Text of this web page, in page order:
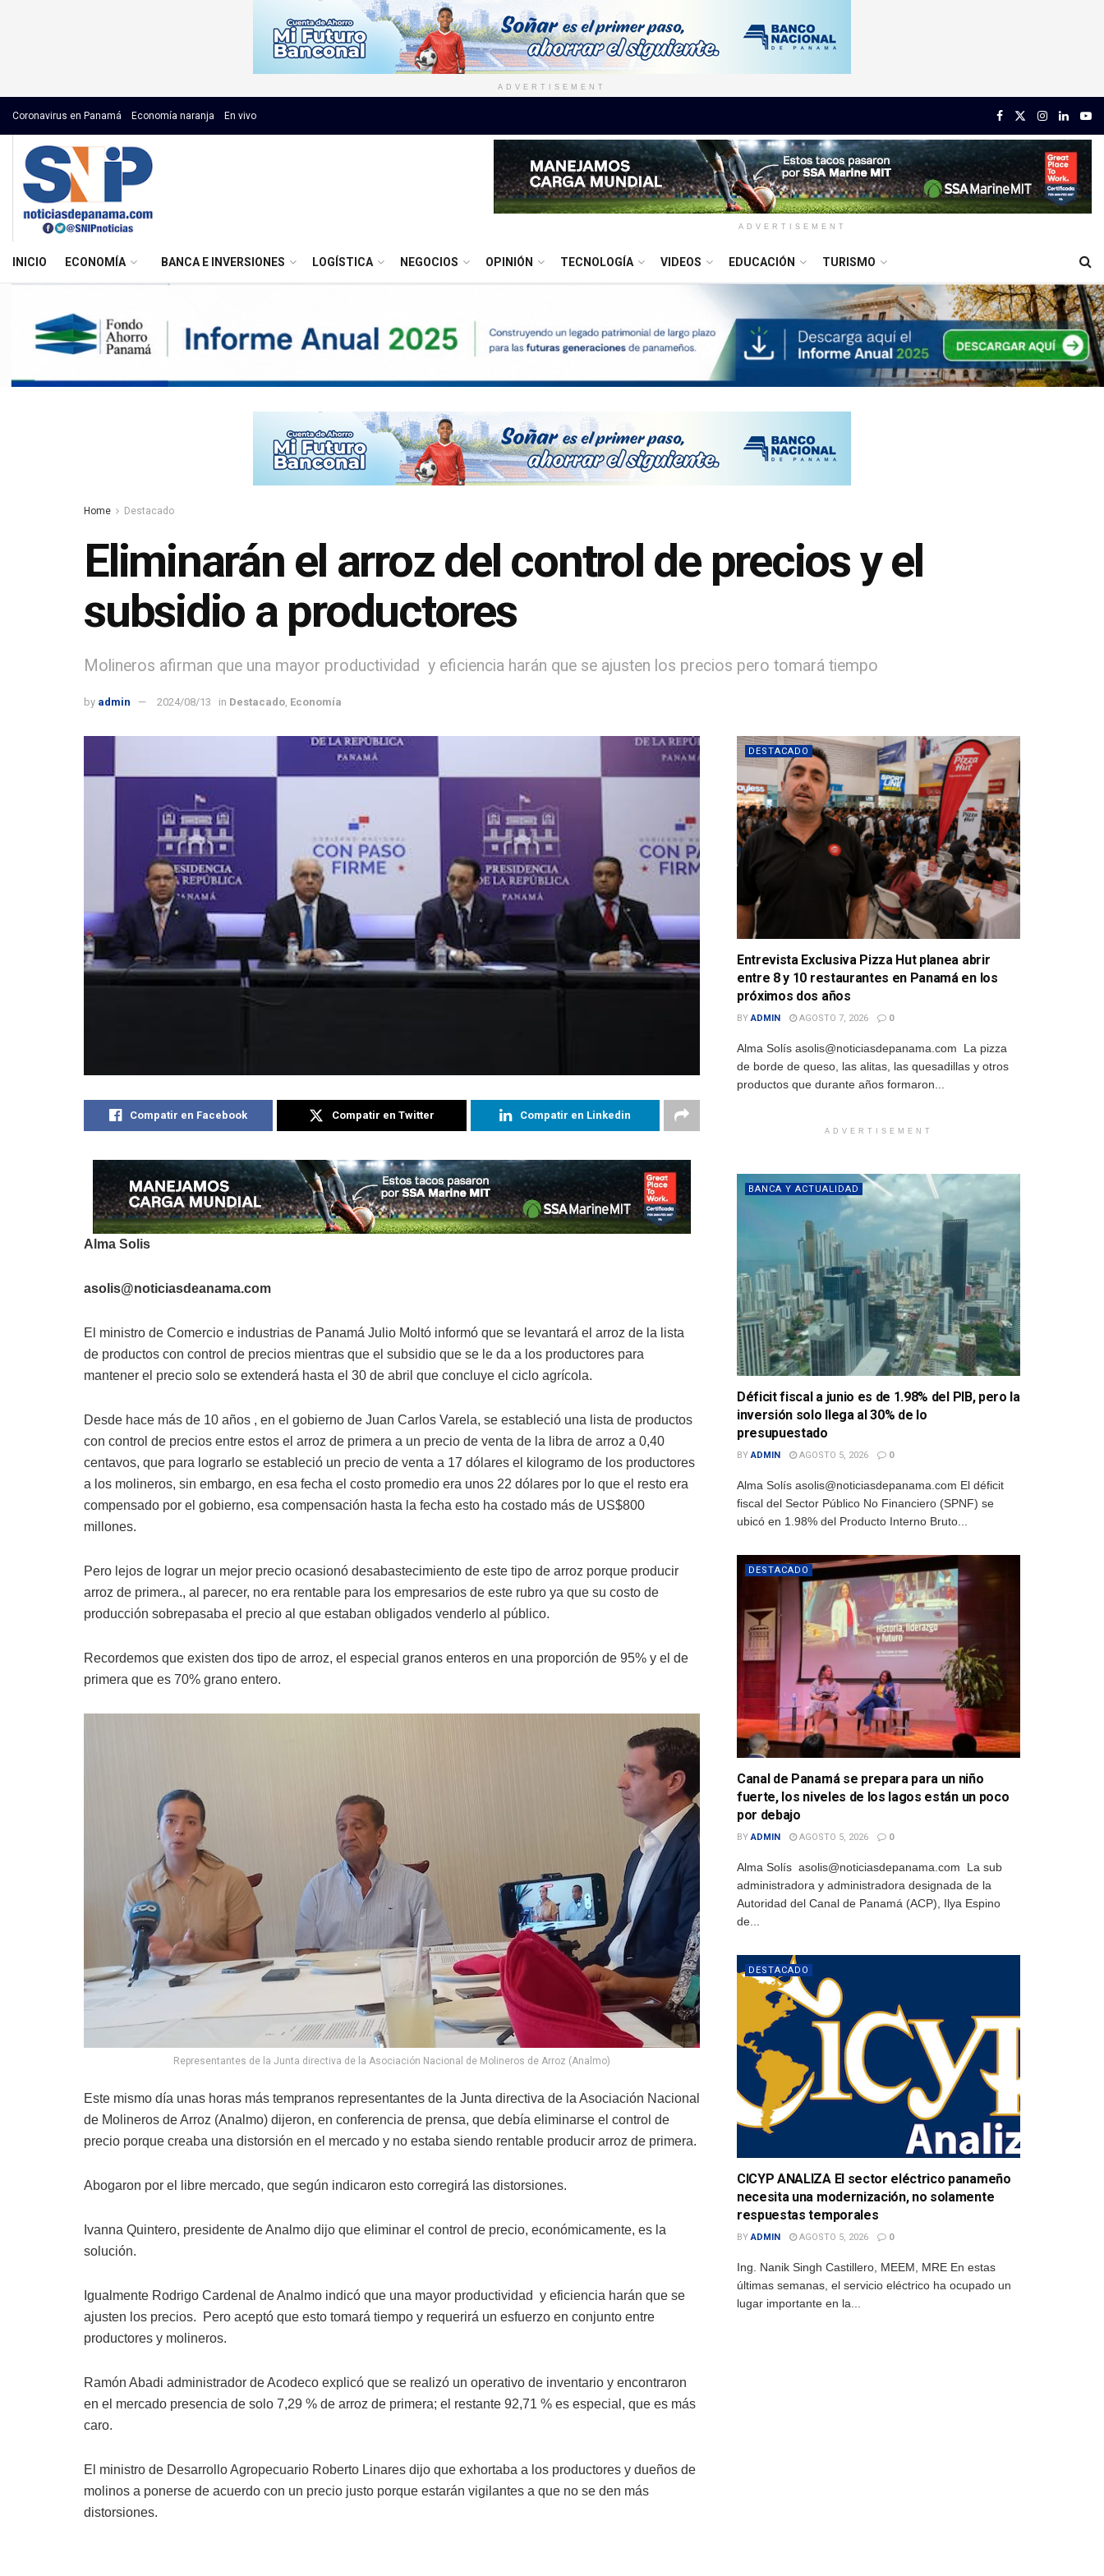
ADVERTISEMENT
Coronavirus en Panamá Economía naranja En vivo
ADVERTISEMENT
INICIO ECONOMÍA BANCA E INVERSIONES LOGÍSTICA NEGOCIOS OPINIÓN TECNOLOGÍA VIDEOS EDUCACIÓN TURISMO
Home Destacado
Eliminarán el arroz del control de precios y el
subsidio a productores
Molineros afirman que una mayor productividad y eficiencia harán que se ajusten los precios pero tomará tiempo
by admin 2024/08/13 in Destacado Economía
Compatir en Facebook Compatir en Twitter Compatir en Linkedin
Alma Solis
asolis@noticiasdeanama.com
El ministro de Comercio e industrias de Panamá Julio Moltó informó que se levantará el arroz de la lista
de productos con control de precios mientras que el subsidio que se le da a los productores para
mantener el precio solo se extenderá hasta el 30 de abril que concluye el ciclo agrícola.
Desde hace más de 10 años , en el gobierno de Juan Carlos Varela, se estableció una lista de productos
con control de precios entre estos el arroz de primera a un precio de venta de la libra de arroz a 0,40
centavos, que para lograrlo se estableció un precio de venta a 17 dólares el kilogramo de los productores
a los molineros, sin embargo, en esa fecha el costo promedio era unos 22 dólares por lo que el resto era
compensado por el gobierno, esa compensación hasta la fecha esto ha costado más de US$800
millones.
Pero lejos de lograr un mejor precio ocasionó desabastecimiento de este tipo de arroz porque producir
arroz de primera., al parecer, no era rentable para los empresarios de este rubro ya que su costo de
producción sobrepasaba el precio al que estaban obligados venderlo al público.
Recordemos que existen dos tipo de arroz, el especial granos enteros en una proporción de 95% y el de
primera que es 70% grano entero.
Representantes de la Junta directiva de la Asociación Nacional de Molineros de Arroz (Analmo)
Este mismo día unas horas más tempranos representantes de la Junta directiva de la Asociación Nacional
de Molineros de Arroz (Analmo) dijeron, en conferencia de prensa, que debía eliminarse el control de
precio porque creaba una distorsión en el mercado y no estaba siendo rentable producir arroz de primera.
Abogaron por el libre mercado, que según indicaron esto corregirá las distorsiones.
Ivanna Quintero, presidente de Analmo dijo que eliminar el control de precio, económicamente, es la
solución.
Igualmente Rodrigo Cardenal de Analmo indicó que una mayor productividad y eficiencia harán que se
ajusten los precios. Pero aceptó que esto tomará tiempo y requerirá un esfuerzo en conjunto entre
productores y molineros.
Ramón Abadi administrador de Acodeco explicó que se realizó un operativo de inventario y encontraron
en el mercado presencia de solo 7,29 % de arroz de primera; el restante 92,71 % es especial, que es más
caro.
El ministro de Desarrollo Agropecuario Roberto Linares dijo que exhortaba a los productores y dueños de
molinos a ponerse de acuerdo con un precio justo porque estarán vigilantes a que no se den más
distorsiones.
DESTACADO
Entrevista Exclusiva Pizza Hut planea abrir
entre 8 y 10 restaurantes en Panamá en los
próximos dos años
BY ADMIN AGOSTO 7, 2026 0
Alma Solís asolis@noticiasdepanama.com La pizza
de borde de queso, las alitas, las quesadillas y otros
productos que durante años formaron...
ADVERTISEMENT
BANCA Y ACTUALIDAD
Déficit fiscal a junio es de 1.98% del PIB, pero la
inversión solo llega al 30% de lo
presupuestado
BY ADMIN AGOSTO 5, 2026 0
Alma Solís asolis@noticiasdepanama.com El déficit
fiscal del Sector Público No Financiero (SPNF) se
ubicó en 1.98% del Producto Interno Bruto...
DESTACADO
Canal de Panamá se prepara para un niño
fuerte, los niveles de los lagos están un poco
por debajo
BY ADMIN AGOSTO 5, 2026 0
Alma Solís asolis@noticiasdepanama.com La sub
administradora y administradora designada de la
Autoridad del Canal de Panamá (ACP), Ilya Espino
de...
DESTACADO
CICYP ANALIZA El sector eléctrico panameño
necesita una modernización, no solamente
respuestas temporales
BY ADMIN AGOSTO 5, 2026 0
Ing. Nanik Singh Castillero, MEEM, MRE En estas
últimas semanas, el servicio eléctrico ha ocupado un
lugar importante en la...